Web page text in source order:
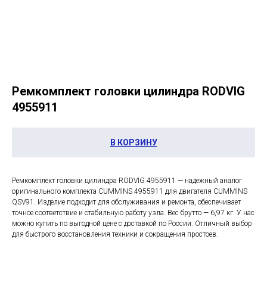
Ремкомплект головки цилиндра RODVIG
4955911
В КОРЗИНУ
Ремкомплект головки цилиндра RODVIG 4955911 — надежный аналог
оригинального комплекта CUMMINS 4955911 для двигателя CUMMINS
QSV91. Изделие подходит для обслуживания и ремонта, обеспечивает
точное соответствие и стабильную работу узла. Вес брутто — 6,97 кг. У нас
можно купить по выгодной цене с доставкой по России. Отличный выбор
для быстрого восстановления техники и сокращения простоев.